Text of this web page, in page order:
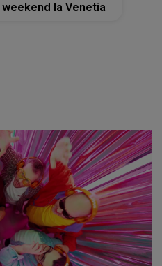
la Venetia